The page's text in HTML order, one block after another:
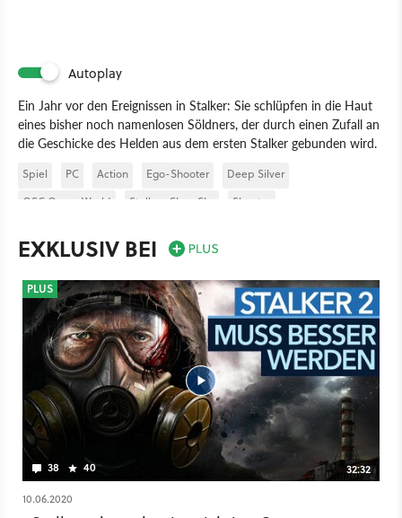
Autoplay
Ein Jahr vor den Ereignissen in Stalker: Sie schlüpfen in die Haut
eines bisher noch namenlosen Söldners, der durch einen Zufall an
die Geschicke des Helden aus dem ersten Stalker gebunden wird.
Spiel PC Action Ego-Shooter
Deep Silver
GSC Game World
Stalker: Clear Sky Shooter
EXKLUSIV BEI
38 40 32:32
PLUS
10.06.2020